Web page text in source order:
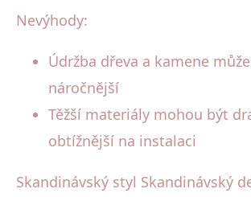
Nevýhody:
Údržba dřeva a kamene
náročnější
Těžší materiály mohou být
obtížnější na instalaci
Skandinávský styl Skandinávský